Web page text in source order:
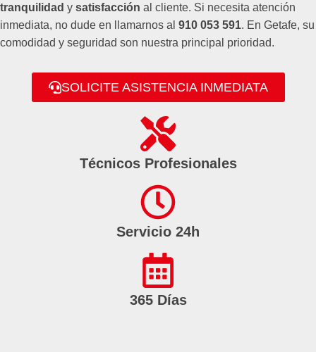
tranquilidad y satisfacción al cliente. Si necesita atención
inmediata, no dude en llamarnos al 910 053 591. En Getafe, su
comodidad y seguridad son nuestra principal prioridad.
SOLICITE ASISTENCIA INMEDIATA
Técnicos Profesionales
Servicio 24h
365 Días